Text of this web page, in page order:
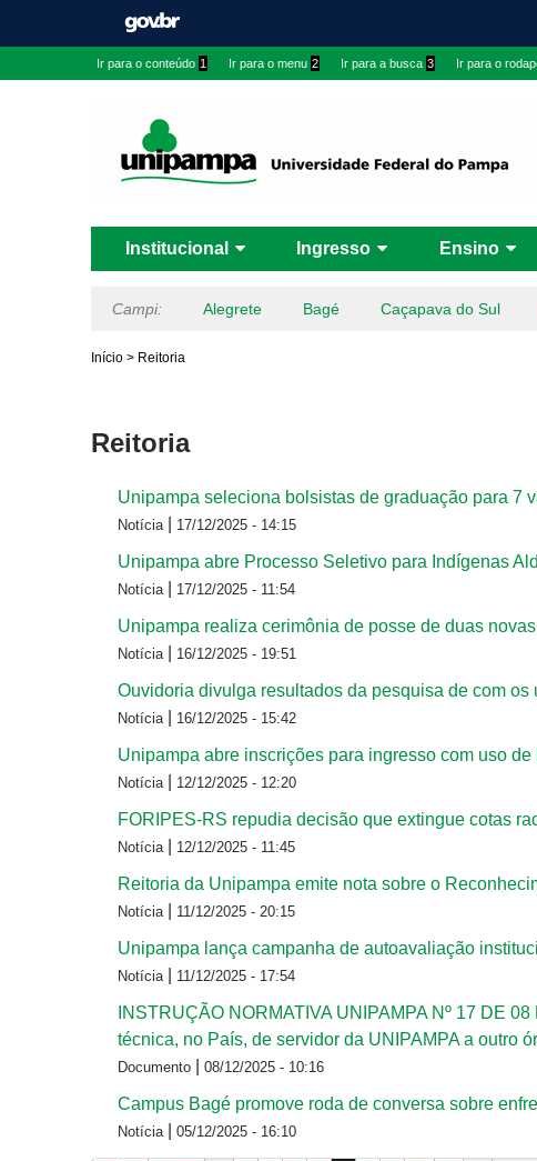
Ir para o conteúdo 1 Ir para o menu 2 Ir para a busca 3 Ir para o
Institucional Ingresso Ensino
Campi: Alegrete Bagé Caçapava do Sul
Início > Reitoria
Reitoria
Unipampa seleciona bolsistas de graduação para 7
Notícia 17/12/2025 - 14:15
Unipampa abre Processo Seletivo para Indígenas
Notícia 17/12/2025 - 11:54
Unipampa realiza cerimônia de posse de duas
Notícia 16/12/2025 - 19:51
Ouvidoria divulga resultados da pesquisa de com
Notícia 16/12/2025 - 15:42
Unipampa abre inscrições para ingresso com uso
Notícia 12/12/2025 - 12:20
FORIPES-RS repudia decisão que extingue cotas
Notícia 12/12/2025 - 11:45
Reitoria da Unipampa emite nota sobre o
Notícia 11/12/2025 - 20:15
Unipampa lança campanha de autoavaliação
Notícia 11/12/2025 - 17:54
INSTRUÇÃO NORMATIVA UNIPAMPA Nº 17 DE
técnica, no País, de servidor da UNIPAMPA a outro
Documento 08/12/2025 - 10:16
Campus Bagé promove roda de conversa sobre
Notícia 05/12/2025 - 16:10